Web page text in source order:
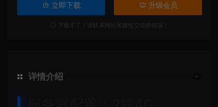
立即下载 升级会员
下载不了？请联系网站客服提交链接错误！
详情介绍